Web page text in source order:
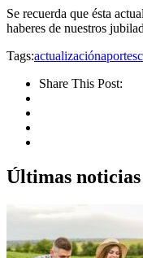
Se recuerda que ésta
haberes de nuestros
Tags:actualizaciónaportes
Share This Post:
Últimas noticias